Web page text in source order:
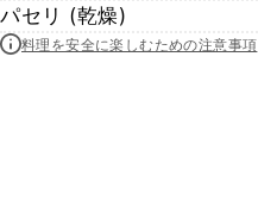
パセリ (乾燥)
料理を安全に楽しむための注意事項